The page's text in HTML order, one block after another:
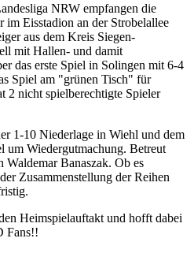
NRW empfangen die
im Eisstadion an der Strobelallee
aus dem Kreis Siegen-
mit Hallen- und damit
das erste Spiel in Solingen mit 6-4
Spiel am "grünen Tisch" für
2 nicht spielberechtigte Spieler
1-10 Niederlage in Wiehl und dem
um Wiedergutmachung. Betreut
Banaszak. Ob es
Zusammenstellung der Reihen
Heimspielauftakt und hofft dabei
Fans!!